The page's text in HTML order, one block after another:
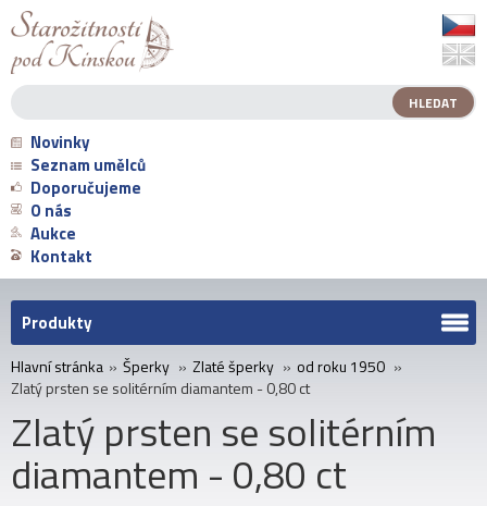
Novinky
Seznam umělců
Doporučujeme
O nás
Aukce
Kontakt
Produkty
Hlavní stránka » Šperky » Zlaté šperky » od roku 1950 »
Zlatý prsten se solitérním diamantem - 0,80 ct
Zlatý prsten se solitérním
diamantem - 0,80 ct